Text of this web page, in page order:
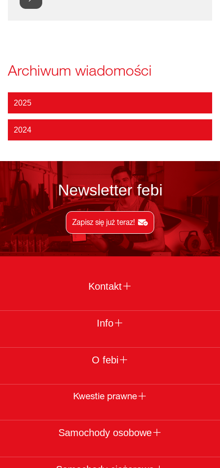
Archiwum wiadomości
2025
2024
Newsletter febi
Zapisz się już teraz!
Kontakt
Info
O febi
Kwestie prawne
Samochody osobowe